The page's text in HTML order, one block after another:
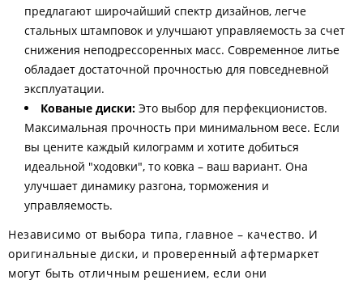
предлагают широчайший спектр дизайнов, легче
стальных штамповок и улучшают управляемость за счет
снижения неподрессоренных масс. Современное литье
обладает достаточной прочностью для повседневной
эксплуатации.
Кованые диски: Это выбор для перфекционистов.
Максимальная прочность при минимальном весе. Если
вы цените каждый килограмм и хотите добиться
идеальной "ходовки", то ковка – ваш вариант. Она
улучшает динамику разгона, торможения и
управляемость.
Независимо от выбора типа, главное – качество. И
оригинальные диски, и проверенный афтермаркет
могут быть отличным решением, если они